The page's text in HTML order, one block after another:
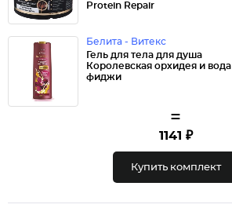
Protein Repair
Белита - Витекс
Гель для тела для душа
Королевская орхидея и вода
фиджи
=
1141 ₽
Купить комплект